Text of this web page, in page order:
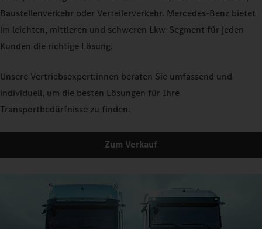
Baustellenverkehr oder Verteilerverkehr. Mercedes-Benz bietet
im leichten, mittleren und schweren Lkw-Segment für jeden
Kunden die richtige Lösung.
Unsere Vertriebsexpert:innen beraten Sie umfassend und
individuell, um die besten Lösungen für Ihre
Transportbedürfnisse zu finden.
Zum Verkauf